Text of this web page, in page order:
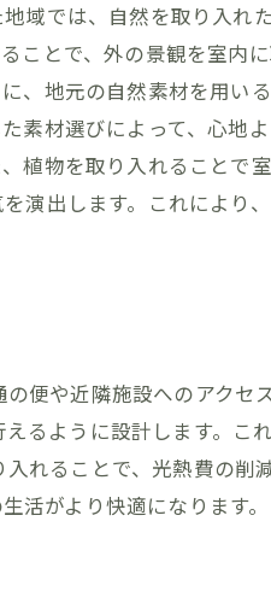
域では、自然を取り入れ
ことで、外の景観を室内
、地元の自然素材を用い
素材選びによって、心地
植物を取り入れることで
演出します。これにより
便や近隣施設へのアクセ
るように設計します。こ
れることで、光熱費の削
がより快適になります。